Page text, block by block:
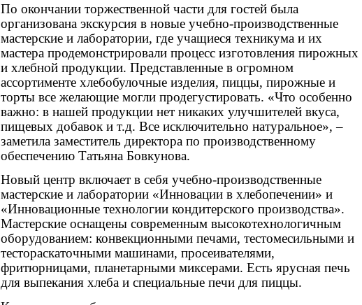
По окончании торжественной части для гостей была
организована экскурсия в новые учебно-производственные
мастерские и лаборатории, где учащиеся техникума и их
мастера продемонстрировали процесс изготовления пирожных
и хлебной продукции. Представленные в огромном
ассортименте хлебобулочные изделия, пиццы, пирожные и
торты все желающие могли продегустировать. «Что особенно
важно: в нашей продукции нет никаких улучшителей вкуса,
пищевых добавок и т.д. Все исключительно натуральное», –
заметила заместитель директора по производственному
обеспечению Татьяна Бовкунова.
Новый центр включает в себя учебно-производственные
мастерские и лаборатории «Инновации в хлебопечении» и
«Инновационные технологии кондитерского производства».
Мастерские оснащены современным высокотехнологичным
оборудованием: конвекционными печами, тестомесильными и
тестораскаточными машинами, просеивателями,
фритюрницами, планетарными миксерами. Есть ярусная печь
для выпекания хлеба и специальные печи для пиццы.